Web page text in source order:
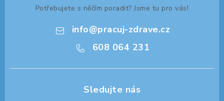
NÁDOBY NA ODPAD
SCHRÁNKY NA KLÍČE A LÉKY
Potřebujete s něčím poradit? Jsme tu pro vás!
info@pracuj-zdrave.cz
608 064 231